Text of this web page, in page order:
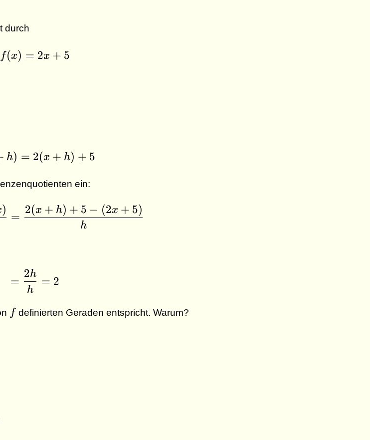
durch
f(x) = 2x + 5
f(x) = 2x + 5
f(x + h) = 2(x + h) + 5
h) = 2(x + h) + 5
ein:
\dfrac{f (x + h) - f(x)}{h} = \dfrac{2(x + h) + 5 - (2 x + 5) }{h}
)
=
h
2(x + h) + 5 − (2x + 5)
= \dfrac{2h}{h} = 2
=
h
2h
= 2
ff definierten Geraden entspricht. Warum?